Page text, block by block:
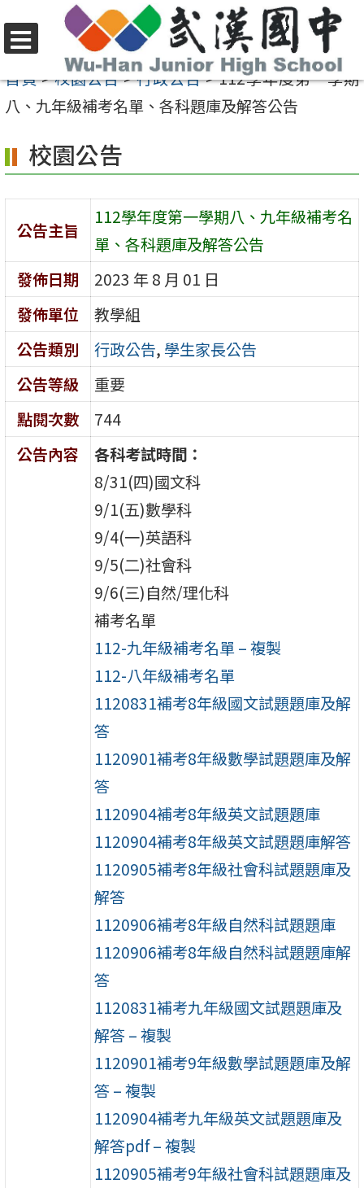
至
要
容
區
選
單
首頁>校園公告>行政公告>112學年度第一學期
八、九年級補考名單、各科題庫及解答公告
校園公告
公告主旨
112學年度第一學期八、九年級補考名
單、各科題庫及解答公告
發佈日期
2023 年 8 月 01 日
發佈單位
教學組
公告類別
行政公告, 學生家長公告
公告等級
重要
點閱次數
744
公告內容
各科考試時間：
8/31(四)國文科
9/1(五)數學科
9/4(一)英語科
9/5(二)社會科
9/6(三)自然/理化科
補考名單
112-九年級補考名單 – 複製
112-八年級補考名單
1120831補考8年級國文試題題庫及解
答
1120901補考8年級數學試題題庫及解
答
1120904補考8年級英文試題題庫
1120904補考8年級英文試題題庫解答
1120905補考8年級社會科試題題庫及
解答
1120906補考8年級自然科試題題庫
1120906補考8年級自然科試題題庫解
答
1120831補考九年級國文試題題庫及
解答 – 複製
1120901補考9年級數學試題題庫及解
答 – 複製
1120904補考九年級英文試題題庫及
解答pdf – 複製
1120905補考9年級社會科試題題庫及